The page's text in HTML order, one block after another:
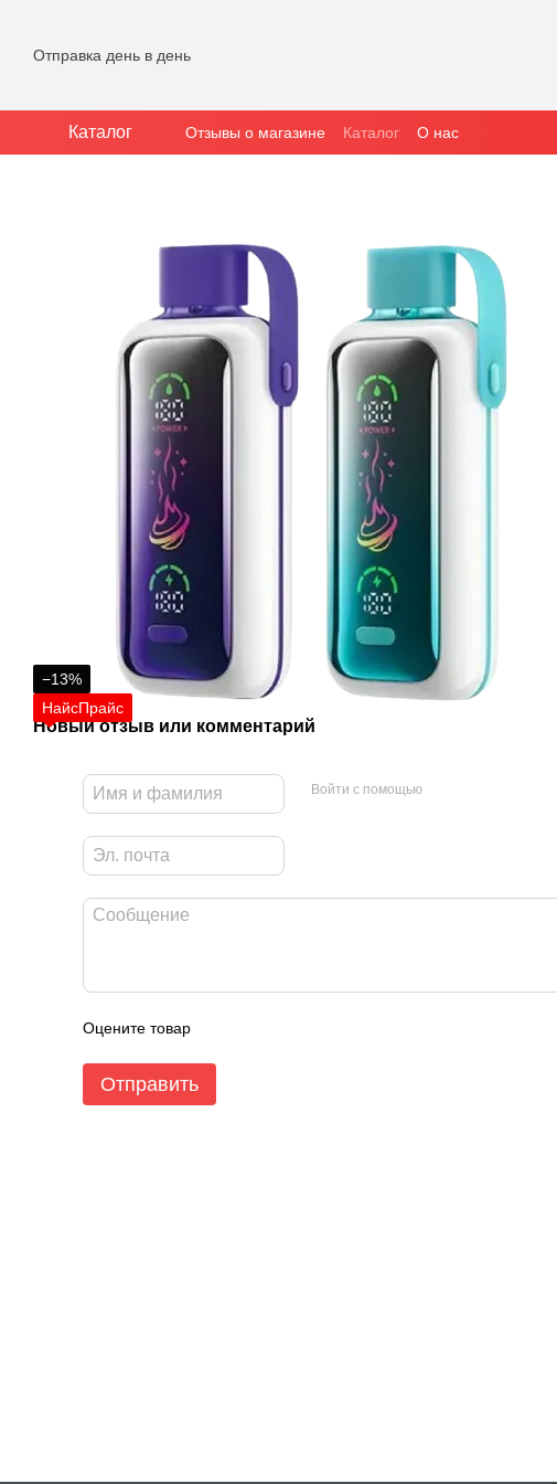
Отправка день в день
Каталог Отзывы о магазине Каталог О нас
−13%
НайсПрайс
Новый отзыв или комментарий
Войти с помощью
Оцените товар
Отправить